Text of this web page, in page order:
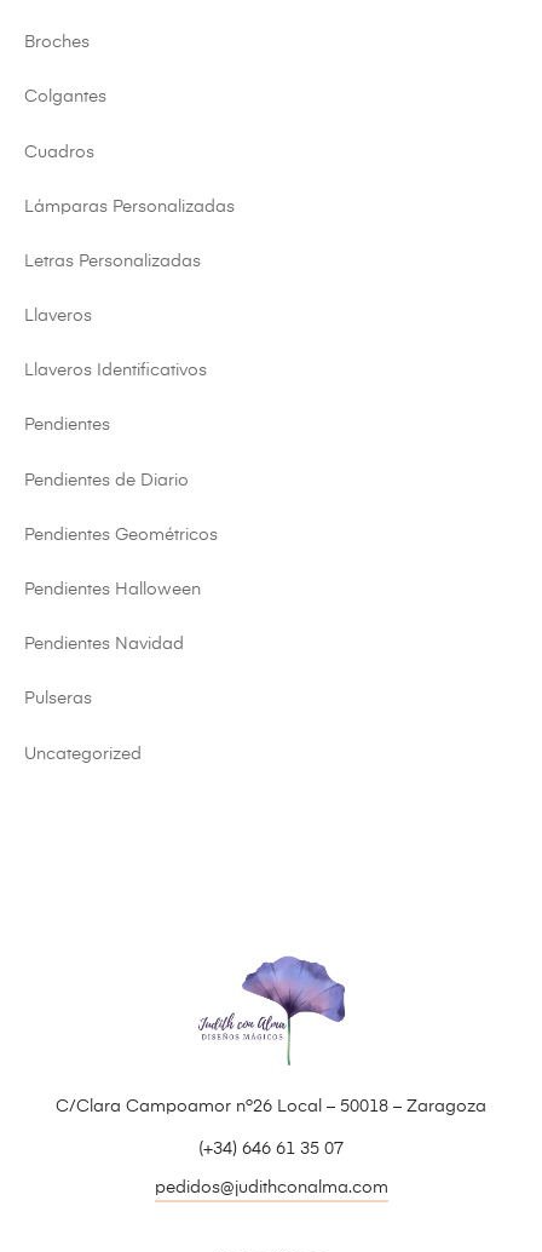
Broches
Colgantes
Cuadros
Lámparas Personalizadas
Letras Personalizadas
Llaveros
Llaveros Identificativos
Pendientes
Pendientes de Diario
Pendientes Geométricos
Pendientes Halloween
Pendientes Navidad
Pulseras
Uncategorized
C/Clara Campoamor nº26 Local – 50018 – Zaragoza
(+34) 646 61 35 07
pedidos@judithconalma.com